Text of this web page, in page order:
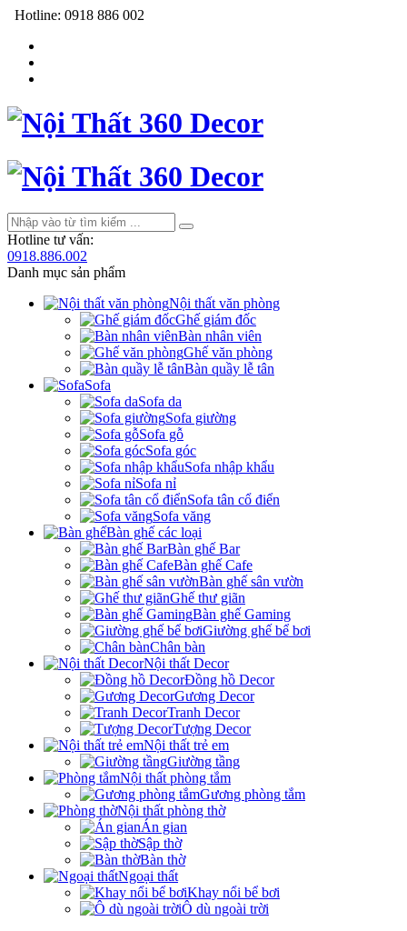
Hotline: 0918 886 002
Hotline tư vấn:
0918.886.002
Danh mục sản phẩm
Nội thất văn phòng
Ghế giám đốc
Bàn nhân viên
Ghế văn phòng
Bàn quầy lễ tân
Sofa
Sofa da
Sofa giường
Sofa gỗ
Sofa góc
Sofa nhập khẩu
Sofa nỉ
Sofa tân cổ điển
Sofa văng
Bàn ghế các loại
Bàn ghế Bar
Bàn ghế Cafe
Bàn ghế sân vườn
Ghế thư giãn
Bàn ghế Gaming
Giường ghế bể bơi
Chân bàn
Nội thất Decor
Đồng hồ Decor
Gương Decor
Tranh Decor
Tượng Decor
Nội thất trẻ em
Giường tầng
Nội thất phòng tắm
Gương phòng tắm
Nội thất phòng thờ
Án gian
Sập thờ
Bàn thờ
Ngoại thất
Khay nổi bể bơi
Ô dù ngoài trời